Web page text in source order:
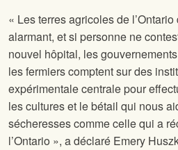
« Les terres agricoles de
alarmant, et si personne ne
nouvel hôpital, les
les fermiers comptent sur des
expérimentale centrale pour
les cultures et le bétail qui nous
sécheresses comme celle qui a
l’Ontario », a déclaré Emery